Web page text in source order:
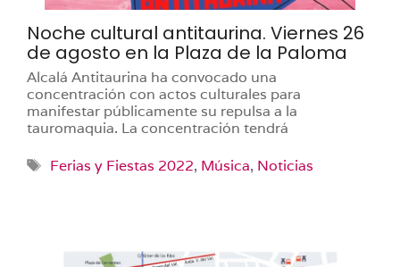
Noche cultural antitaurina. Viernes 26
de agosto en la Plaza de la Paloma
Alcalá Antitaurina ha convocado una
concentración con actos culturales para
manifestar públicamente su repulsa a la
tauromaquia. La concentración tendrá
Etiquetas
Ferias y Fiestas 2022, Música, Noticias